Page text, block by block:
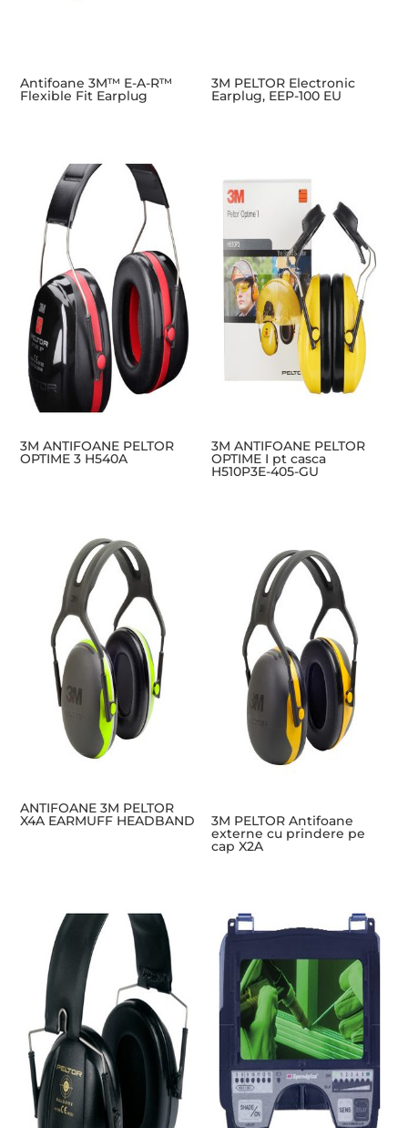
Antifoane 3M™ E-A-R™
Flexible Fit Earplug
3M PELTOR Electronic
Earplug, EEP-100 EU
3M ANTIFOANE PELTOR
OPTIME 3 H540A
3M ANTIFOANE PELTOR
OPTIME I pt casca
H510P3E-405-GU
ANTIFOANE 3M PELTOR
X4A EARMUFF HEADBAND 3M PELTOR Antifoane
externe cu prindere pe
cap X2A